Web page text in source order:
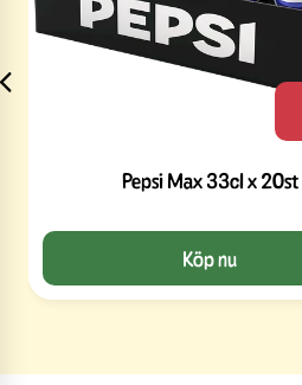
Pepsi Max 33cl x 20st
Köp nu